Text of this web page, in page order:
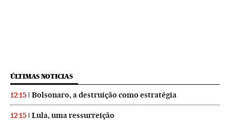
ÚLTIMAS NOTICIAS
12:15 Bolsonaro, a destruição como estratégia
12:15 Lula, uma ressurreição